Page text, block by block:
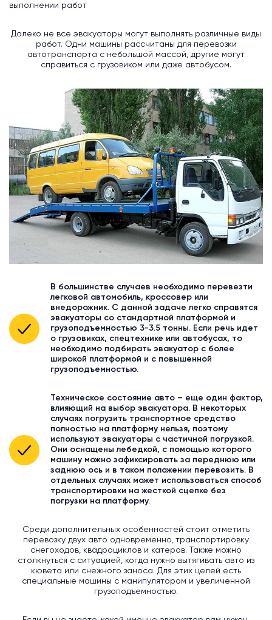
выполнении работ
Далеко не все эвакуаторы могут выполнять различные виды
работ. Одни машины рассчитаны для перевозки
автотранспорта с небольшой массой, другие могут
справиться с грузовиком или даже автобусом.
В большинстве случаев необходимо перевезти
легковой автомобиль, кроссовер или
внедорожник. С данной задаче легко справятся
эвакуаторы со стандартной платформой и
грузоподъемностью 3-3.5 тонны. Если речь идет
о грузовиках, спецтехнике или автобусах, то
необходимо подбирать эвакуатор с более
широкой платформой и с повышенной
грузоподъемностью.
Техническое состояние авто – еще один фактор,
влияющий на выбор эвакуатора. В некоторых
случаях погрузить транспортное средство
полностью на платформу нельзя, поэтому
используют эвакуаторы с частичной погрузкой.
Они оснащены лебедкой, с помощью которого
машину можно зафиксировать за переднюю или
заднюю ось и в таком положении перевозить. В
отдельных случаях может использоваться способ
транспортировки на жесткой сцепке без
погрузки на платформу.
Среди дополнительных особенностей стоит отметить
перевозку двух авто одновременно, транспортировку
снегоходов, квадроциклов и катеров. Также можно
столкнуться с ситуацией, когда нужно вытягивать авто из
кювета или снежного заноса. Для этих целей есть
специальные машины с манипулятором и увеличенной
грузоподъемностью.